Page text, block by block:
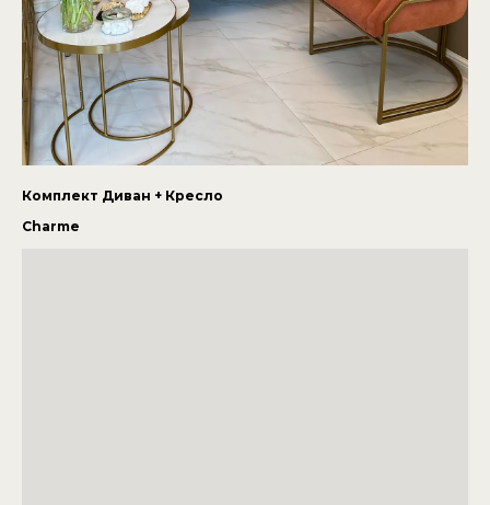
Комплект Диван + Кресло
Charme